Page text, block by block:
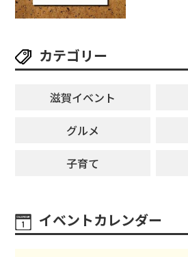
カテゴリー
滋賀イベント
グルメ
子育て
イベントカレンダー